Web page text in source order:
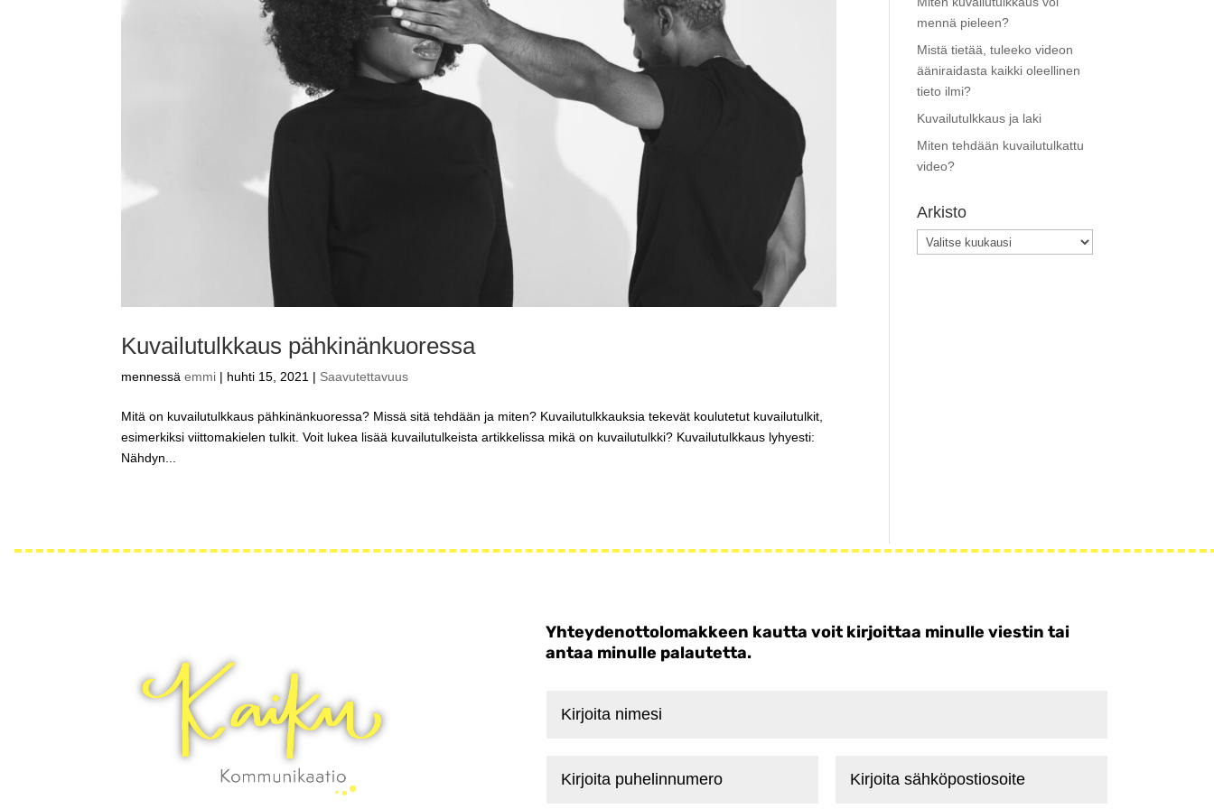
Kuvailutulkkaus pähkinänkuoressa
mennessäemmi | huhti 15, 2021 | Saavutettavuus
Mitä on kuvailutulkkaus pähkinänkuoressa? Missä sitä tehdään ja miten? Kuvailutulkkauksia tekevät koulutetut kuvailutulkit,
esimerkiksi viittomakielen tulkit. Voit lukea lisää kuvailutulkeista artikkelissa mikä on kuvailutulkki? Kuvailutulkkaus lyhyesti:
Nähdyn...
mennä pieleen?
Mistä tietää, tuleeko videon
ääniraidasta kaikki oleellinen
tieto ilmi?
Kuvailutulkkaus ja laki
Miten tehdään kuvailutulkattu
video?
Arkisto
Arkisto
Yhteydenottolomakkeen kautta voit kirjoittaa minulle viestin tai
antaa minulle palautetta.
nimesi
puhelinnumero
sähköpostiosoite